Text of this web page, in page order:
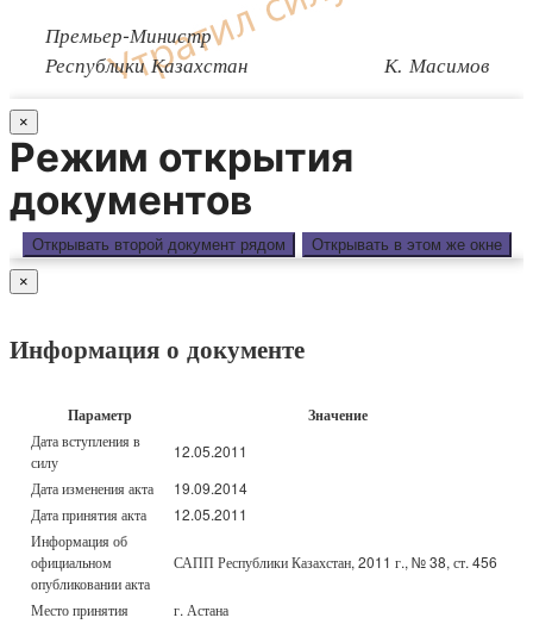
Премьер-Министр
Республики Казахстан К. Масимов
×
Режим открытия
документов
Открывать второй документ рядом Открывать в этом же окне
×
Информация о документе
Параметр Значение
Дата вступления в
силу
12.05.2011
Дата изменения акта
19.09.2014
Дата принятия акта
12.05.2011
Информация об
официальном
опубликовании акта
САПП Республики Казахстан, 2011 г., № 38, ст. 456
Место принятия г. Астана